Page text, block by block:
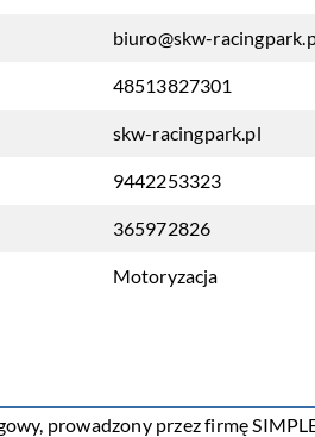
biuro@skw-
48513827301
skw-racingpark.pl
9442253323
365972826
Motoryzacja
prowadzony przez firmę